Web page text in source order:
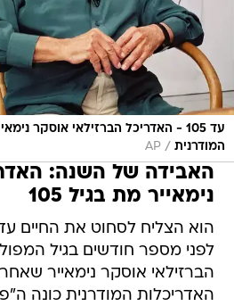
עד 105 - האדריכל הברזילאי אוסקר
המודרנית /
AP
האבידה של השנה:
נימאייר מת בגיל 105
הוא הצליח לסחוט את החיים
הברזילאי אוסקר נימאייר
האדריכלות המודרנית כונה